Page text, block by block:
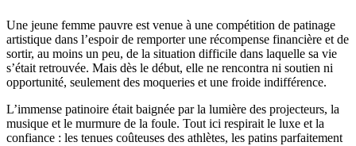
Une jeune femme pauvre est venue à une compétition de patinage
artistique dans l’espoir de remporter une récompense financière et de
sortir, au moins un peu, de la situation difficile dans laquelle sa vie
s’était retrouvée. Mais dès le début, elle ne rencontra ni soutien ni
opportunité, seulement des moqueries et une froide indifférence.
L’immense patinoire était baignée par la lumière des projecteurs, la
musique et le murmure de la foule. Tout ici respirait le luxe et la
confiance : les tenues coûteuses des athlètes, les patins parfaitement